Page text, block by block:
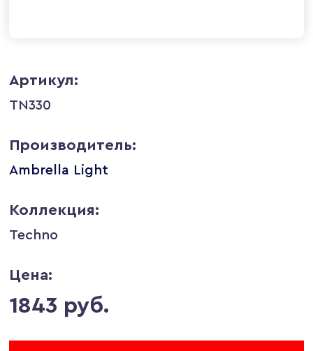
Артикул:
TN330
Производитель:
Ambrella Light
Коллекция:
Techno
Цена:
1843 руб.